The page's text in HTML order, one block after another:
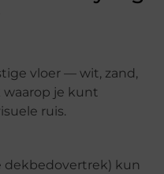
vloer — wit, zand,
je kunt
ruis.
dekbedovertrek) kun